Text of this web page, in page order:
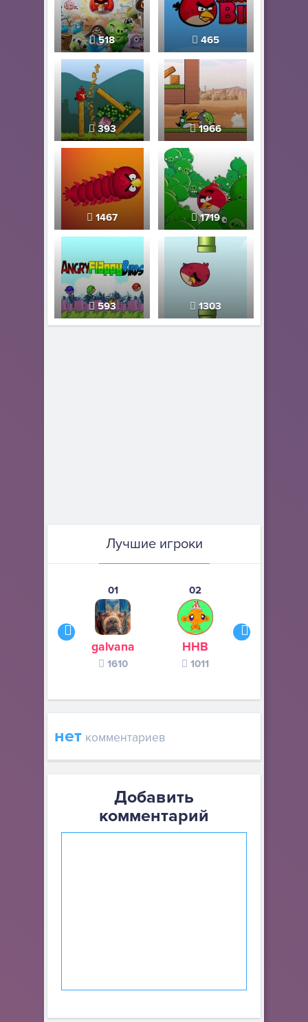
518 465
393 1966
1467 1719
593 1303
Лучшие игроки
01
galvana
1610
02
ННВ
1011
нет комментариев
Добавить
комментарий